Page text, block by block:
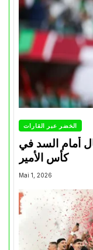
الخضر عبر القارات
أمام السد في
كأس الأمير
Mai 1, 2026